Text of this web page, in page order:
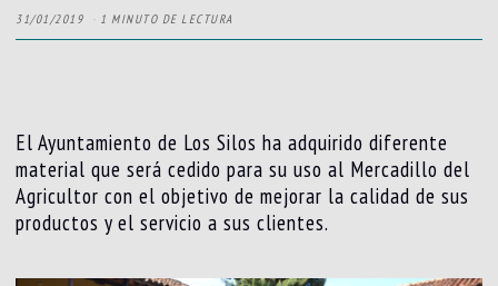
31/01/2019 1 MINUTO DE LECTURA
El Ayuntamiento de Los Silos ha adquirido diferente
material que será cedido para su uso al Mercadillo del
Agricultor con el objetivo de mejorar la calidad de sus
productos y el servicio a sus clientes.